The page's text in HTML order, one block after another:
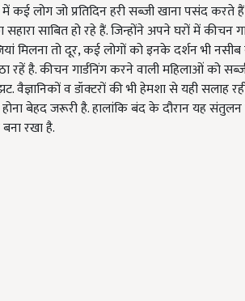
लोग जो प्रतिदिन हरी सब्जी खाना पसंद करते
साबित हो रहे हैं. जिन्होंने अपने घरों में कीचन
मिलना तो दूर, कई लोगों को इनके दर्शन भी
रहें है. कीचन गार्डनिंग करने वाली महिलाओं को
व डॉक्टरों की भी हेमशा से यही सलाह
बेहद जरूरी है. हालांकि बंद के दौरान यह संतुलन
रखा है.